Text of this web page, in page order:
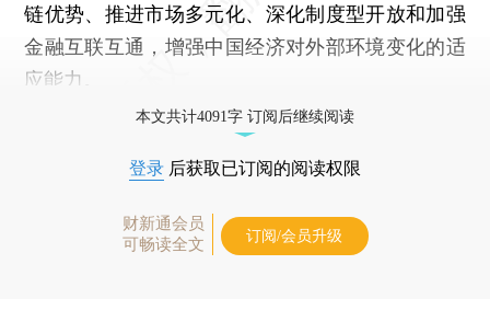
链优势、推进市场多元化、深化制度型开放和加强
金融互联互通，增强中国经济对外部环境变化的适
应能力。
本文共计4091字 订阅后继续阅读
登录 后获取已订阅的阅读权限
财新通会员
可畅读全文
订阅/会员升级